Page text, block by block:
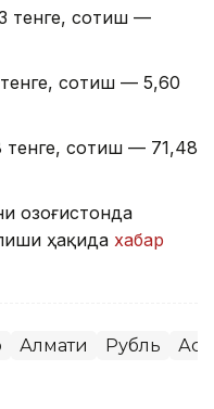
тенге, сотиш —
сотиш — 5,60
сотиш — 71,48
Қозоғистонда
ҳақида хабар
Алмати Рубль